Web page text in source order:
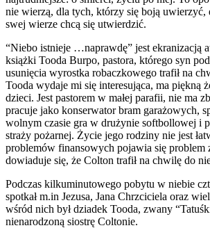
nie wierzą, dla tych, którzy się boją
swej wierze chcą się utwierdzić.
“Niebo istnieje …naprawdę” jest ekranizacją
książki Tooda Burpo, pastora, którego syn
usunięcia wyrostka robaczkowego trafił na
Tooda wydaje mi się interesująca, ma piękną
dzieci. Jest pastorem w małej parafii, nie ma
pracuje jako konserwator bram garażowych,
wolnym czasie gra w drużynie softbollowej i
straży pożarnej. Życie jego rodziny nie jest
problemów finansowych pojawia się
dowiaduje się, że Colton trafił na chwilę do
Podczas kilkuminutowego pobytu w niebie
spotkał m.in Jezusa, Jana Chrzciciela oraz
wśród nich był dziadek Tooda, zwany
nienarodzoną siostrę Coltonie.